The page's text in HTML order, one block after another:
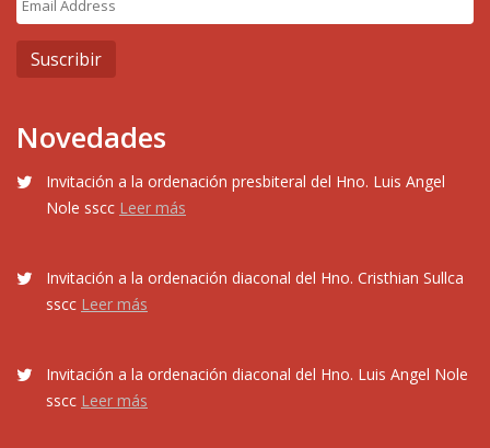
Novedades
Invitación a la ordenación presbiteral del Hno. Luis Angel
Nole sscc Leer más
Invitación a la ordenación diaconal del Hno. Cristhian Sullca
sscc Leer más
Invitación a la ordenación diaconal del Hno. Luis Angel Nole
sscc Leer más